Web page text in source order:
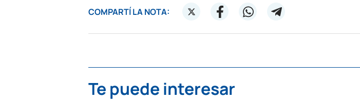
COMPARTÍ LA NOTA:
Te puede interesar